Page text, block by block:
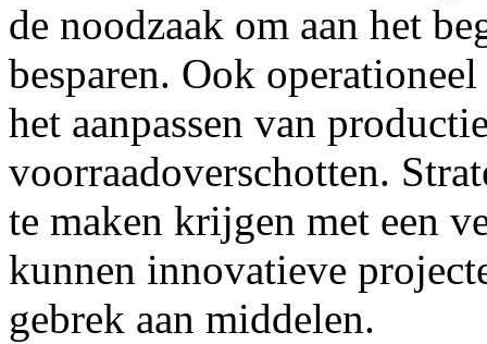
de noodzaak om aan het
besparen. Ook
het aanpassen van
voorraadoverschotten.
te maken krijgen met een
kunnen innovatieve
gebrek aan middelen.